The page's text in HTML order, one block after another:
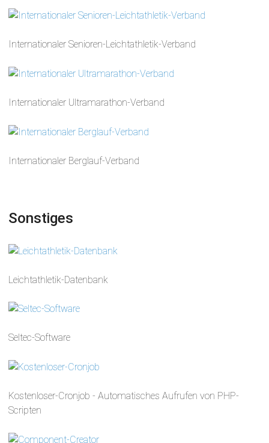
Internationaler Senioren-Leichtathletik-Verband
Internationaler Ultramarathon-Verband
Internationaler Berglauf-Verband
Sonstiges
Leichtathletik-Datenbank
Seltec-Software
Kostenloser-Cronjob - Automatisches Aufrufen von PHP-
Scripten